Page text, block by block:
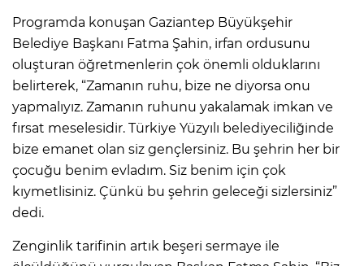
Programda konuşan Gaziantep Büyükşehir
Belediye Başkanı Fatma Şahin, irfan ordusunu
oluşturan öğretmenlerin çok önemli olduklarını
belirterek, “Zamanın ruhu, bize ne diyorsa onu
yapmalıyız. Zamanın ruhunu yakalamak imkan ve
fırsat meselesidir. Türkiye Yüzyılı belediyeciliğinde
bize emanet olan siz gençlersiniz. Bu şehrin her bir
çocuğu benim evladım. Siz benim için çok
kıymetlisiniz. Çünkü bu şehrin geleceği sizlersiniz”
dedi.
Zenginlik tarifinin artık beşeri sermaye ile